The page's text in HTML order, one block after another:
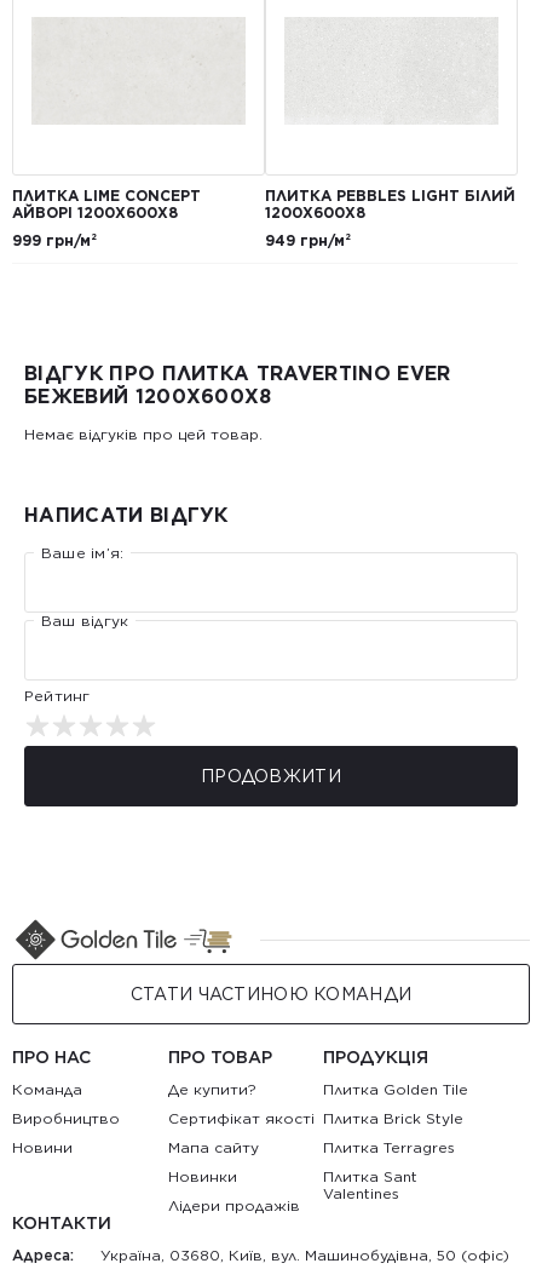
ПЛИТКА LIME CONCEPT
АЙВОРІ 1200Х600Х8
999 грн/м²
ПЛИТКА PEBBLES LIGHT БІЛИЙ
1200Х600Х8
949 грн/м²
ВІДГУК ПРО ПЛИТКА TRAVERTINO EVER
БЕЖЕВИЙ 1200Х600Х8
Немає відгуків про цей товар.
НАПИСАТИ ВІДГУК
Ваше ім’я:
Ваш відгук
Рейтинг
ПРОДОВЖИТИ
СТАТИ ЧАСТИНОЮ КОМАНДИ
ПРО НАС
Команда
Виробництво
Новини
ПРО ТОВАР
Де купити?
Сертифікат якості
Мапа сайту
Новинки
Лідери продажів
ПРОДУКЦІЯ
Плитка Golden Tile
Плитка Brick Style
Плитка Terragres
Плитка Sant
Valentines
КОНТАКТИ
Адреса: Україна, 03680, Київ, вул. Машинобудівна, 50 (офіс)